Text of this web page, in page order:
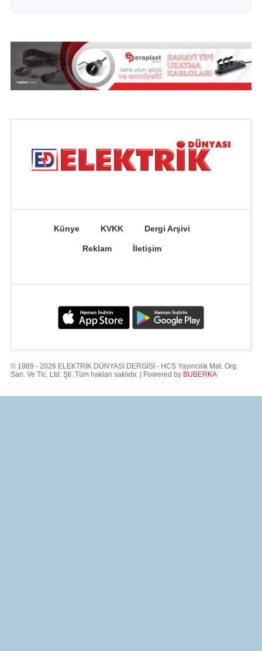
Künye KVKK Dergi Arşivi
Reklam İletişim
© 1989 - 2026 ELEKTRİK DÜNYASI DERGİSİ - HCS Yayıncılık Mat. Org.
San. Ve Tic. Ltd. Şti. Tüm hakları saklıdır. | Powered by BUBERKA